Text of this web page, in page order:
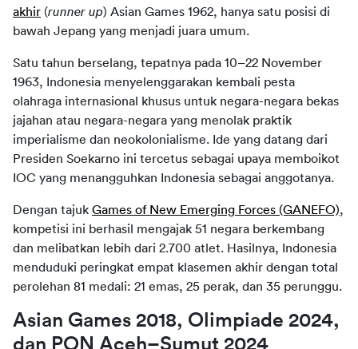
akhir (runner up) Asian Games 1962, hanya satu posisi di
bawah Jepang yang menjadi juara umum.
Satu tahun berselang, tepatnya pada 10–22 November
1963, Indonesia menyelenggarakan kembali pesta
olahraga internasional khusus untuk negara-negara bekas
jajahan atau negara-negara yang menolak praktik
imperialisme dan neokolonialisme. Ide yang datang dari
Presiden Soekarno ini tercetus sebagai upaya memboikot
IOC yang menangguhkan Indonesia sebagai anggotanya.
Dengan tajuk Games of New Emerging Forces (GANEFO),
kompetisi ini berhasil mengajak 51 negara berkembang
dan melibatkan lebih dari 2.700 atlet. Hasilnya, Indonesia
menduduki peringkat empat klasemen akhir dengan total
perolehan 81 medali: 21 emas, 25 perak, dan 35 perunggu.
Asian Games 2018, Olimpiade 2024,
dan PON Aceh–Sumut 2024